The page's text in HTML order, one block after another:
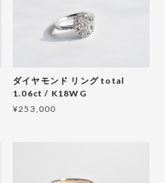
ダイヤモンド リング total
1.06ct / K18WG
¥253,000